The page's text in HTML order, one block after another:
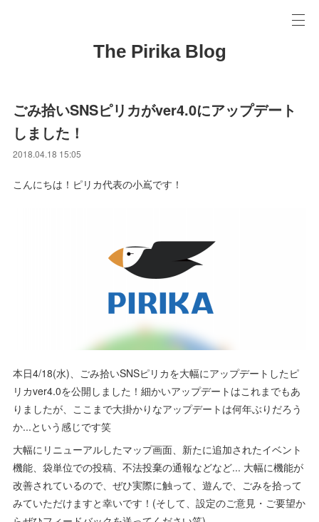
The Pirika Blog
ごみ拾いSNSピリカがver4.0にアップデート
しました！
2018.04.18 15:05
こんにちは！ピリカ代表の小嶌です！
本日4/18(水)、ごみ拾いSNSピリカを大幅にアップデートしたピ
リカver4.0を公開しました！細かいアップデートはこれまでもあ
りましたが、ここまで大掛かりなアップデートは何年ぶりだろう
か...という感じです笑
大幅にリニューアルしたマップ画面、新たに追加されたイベント
機能、袋単位での投稿、不法投棄の通報などなど... 大幅に機能が
改善されているので、ぜひ実際に触って、遊んで、ごみを拾って
みていただけますと幸いです！(そして、設定のご意見・ご要望か